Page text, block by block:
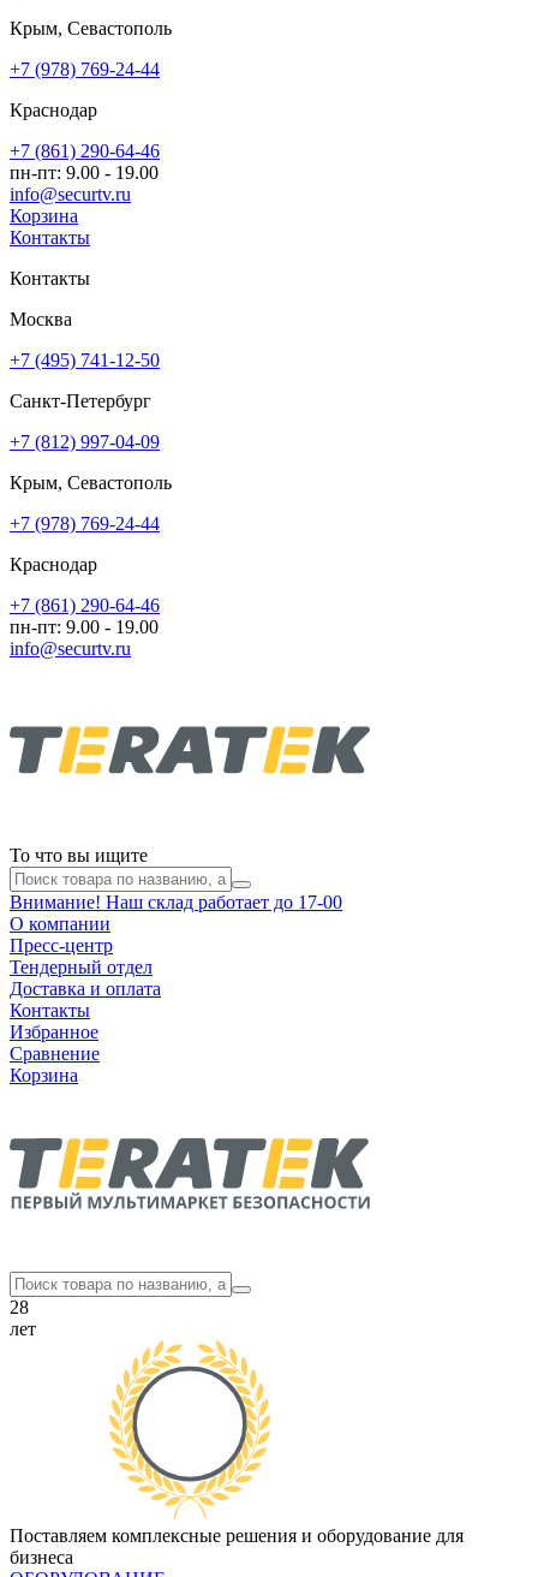
Крым, Севастополь
+7 (978) 769-24-44
Краснодар
+7 (861) 290-64-46
пн-пт: 9.00 - 19.00
info@securtv.ru
Корзина
Контакты
Контакты
Москва
+7 (495) 741-12-50
Санкт-Петербург
+7 (812) 997-04-09
Крым, Севастополь
+7 (978) 769-24-44
Краснодар
+7 (861) 290-64-46
пн-пт: 9.00 - 19.00
info@securtv.ru
То что вы ищите
Внимание! Наш склад работает до 17-00
О компании
Пресс-центр
Тендерный отдел
Доставка и оплата
Контакты
Избранное
Сравнение
Корзина
28
лет
Поставляем комплексные решения и оборудование для
бизнеса